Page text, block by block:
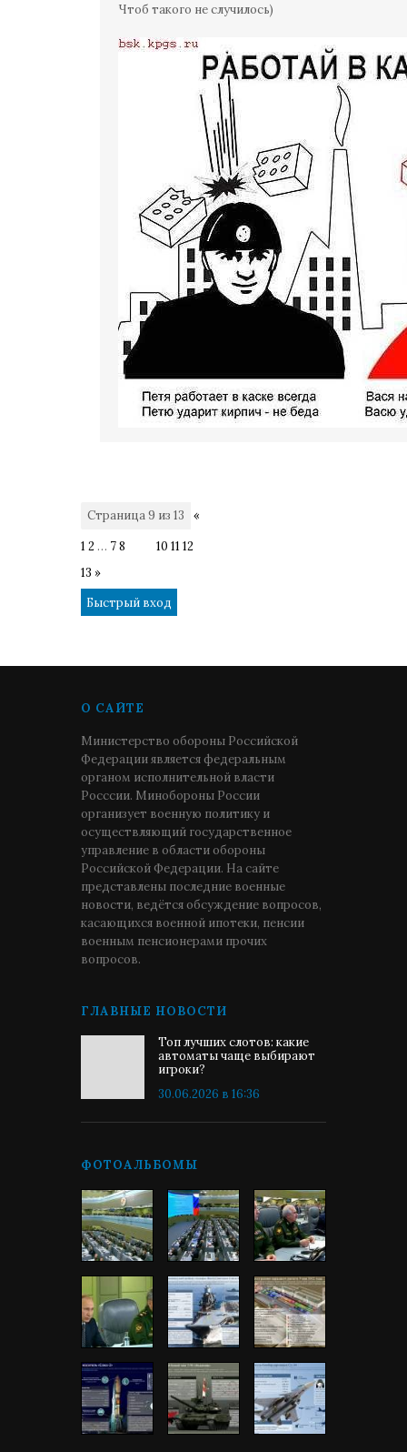
Чтоб такого не случилось)
Страница9 из 13
«
1 2 … 78 10 11 12
13 »
О САЙТЕ
Министерство обороны Российской
Федерации является федеральным
органом исполнительной власти
Росссии. Минобороны России
организует военную политику и
осуществляющий государственное
управление в области обороны
Российской Федерации. На сайте
представлены последние военные
новости, ведётся обсуждение вопросов,
касающихся военной ипотеки, пенсии
военным пенсионерами прочих
вопросов.
ГЛАВНЫЕ НОВОСТИ
Топ лучших слотов: какие
автоматы чаще выбирают
игроки?
30.06.2026 в 16:36
ФОТОАЛЬБОМЫ